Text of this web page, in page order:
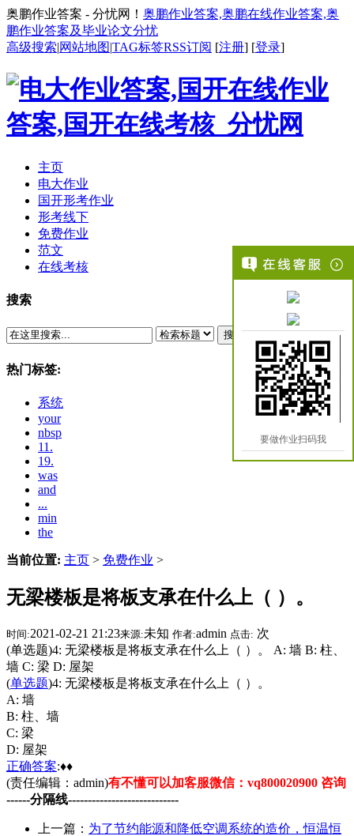
奥鹏作业答案 - 分忧网！ 奥鹏作业答案,奥鹏在线作业答案,奥
鹏作业答案及毕业论文分忧
高级搜索|网站地图|TAG标签RSS订阅 [注册] [登录]
主页
电大作业
国开形考作业
形考线下
免费作业
范文
在线考核
搜索
搜索
热门标签:
系统
your
nbsp
11.
19.
was
and
...
min
the
当前位置: 主页 > 免费作业 >
无梁楼板是将板支承在什么上（ ）。
时间:2021-02-21 21:23来源:未知 作者:admin 点击: 次
(单选题)4: 无梁楼板是将板支承在什么上（ ）。 A: 墙 B: 柱、
墙 C: 梁 D: 屋架
(单选题)4: 无梁楼板是将板支承在什么上（ ）。
A: 墙
B: 柱、墙
C: 梁
D: 屋架
正确答案:♦♦
(责任编辑：admin)有不懂可以加客服微信：vq800020900 咨询
------分隔线----------------------------
上一篇： 为了节约能源和降低空调系统的造价，恒温恒
要做作业扫码我